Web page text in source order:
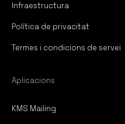
Centre de suport
Infraestructura
Política de privacitat
Termes i condicions de servei
Aplicacions
KMS Mailing